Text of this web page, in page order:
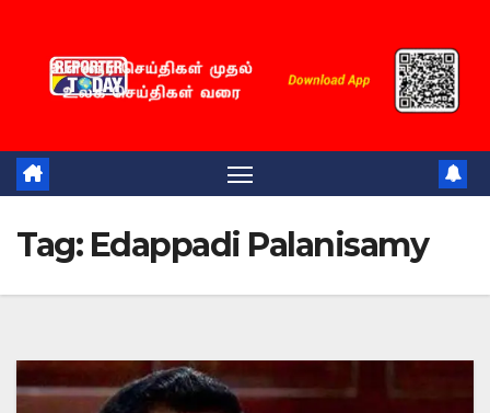
content
Tag: Edappadi Palanisamy